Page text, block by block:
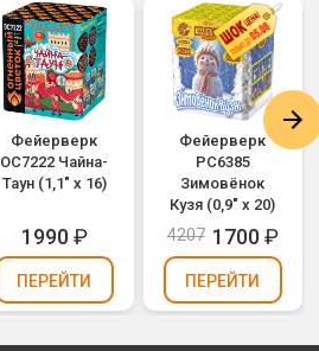
Фейерверк
ОС7222 Чайна-
Таун (1,1" х 16)
1990₽
ПЕРЕЙТИ
Фейерверк
РС6385
Зимовёнок
Кузя (0,9" х 20)
4207 1700₽
ПЕРЕЙТИ